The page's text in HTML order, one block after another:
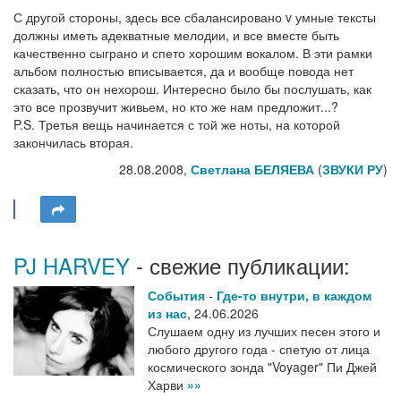
С другой стороны, здесь все сбалансировано v умные тексты
должны иметь адекватные мелодии, и все вместе быть
качественно сыграно и спето хорошим вокалом. В эти рамки
альбом полностью вписывается, да и вообще повода нет
сказать, что он нехорош. Интересно было бы послушать, как
это все прозвучит живьем, но кто же нам предложит...?
P.S. Третья вещь начинается с той же ноты, на которой
закончилась вторая.
28.08.2008, Светлана БЕЛЯЕВА (ЗВУКИ РУ)
PJ HARVEY - свежие публикации:
События - Где-то внутри, в каждом
из нас, 24.06.2026
Слушаем одну из лучших песен этого и
любого другого года - спетую от лица
космического зонда "Voyager" Пи Джей
Харви »»